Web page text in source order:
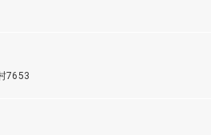
7653